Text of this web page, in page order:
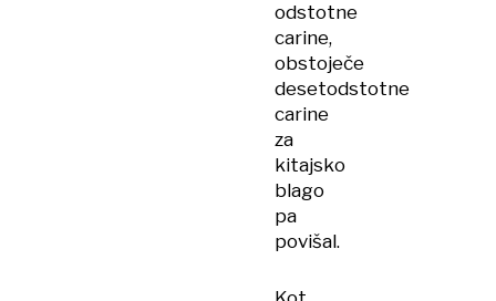
odstotne
carine,
obstoječe
desetodstotne
carine
za
kitajsko
blago
pa
povišal.